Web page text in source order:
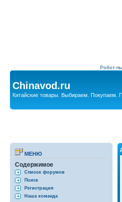
Робот-
Chinavod.ru
Китайские товары. Выбираем. Покупаем.
МЕНЮ
Содержимое
Список форумов
Поиск
Регистрация
Наша команда